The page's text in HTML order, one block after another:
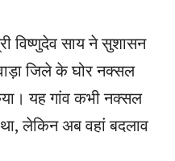
विष्णुदेव साय ने सुशासन
जिले के घोर नक्सल
यह गांव कभी नक्सल
था, लेकिन अब वहां बदलाव